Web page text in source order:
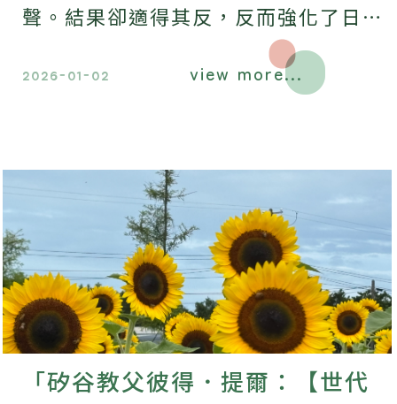
聲。結果卻適得其反，反而強化了日本
2026-01-02 view more...
「矽谷教父彼得．提爾：【世代